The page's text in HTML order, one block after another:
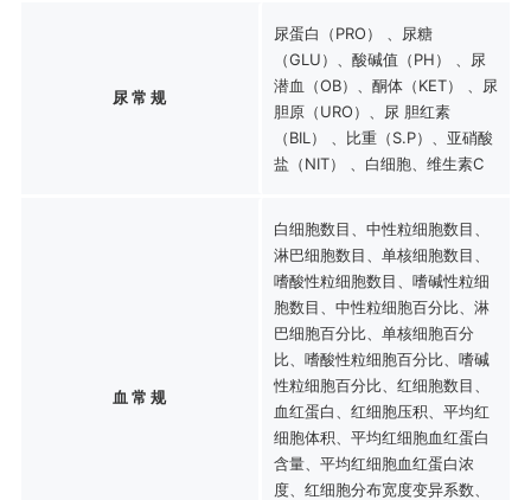
尿 常 规
尿蛋白（PRO） 、尿糖
（GLU）、酸碱值（PH） 、尿
潜血（OB）、酮体（KET） 、尿
胆原（URO）、尿 胆红素
（BIL） 、比重（S.P）、亚硝酸
盐（NIT） 、白细胞、维生素C
血 常 规
白细胞数目、中性粒细胞数目、
淋巴细胞数目、单核细胞数目、
嗜酸性粒细胞数目、嗜碱性粒细
胞数目、中性粒细胞百分比、淋
巴细胞百分比、单核细胞百分
比、嗜酸性粒细胞百分比、嗜碱
性粒细胞百分比、红细胞数目、
血红蛋白、红细胞压积、平均红
细胞体积、平均红细胞血红蛋白
含量、平均红细胞血红蛋白浓
度、红细胞分布宽度变异系数、